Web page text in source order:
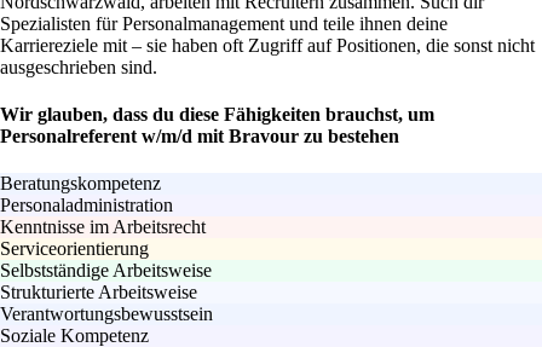
Spezialisten für Personalmanagement und teile ihnen deine
Karriereziele mit – sie haben oft Zugriff auf Positionen, die sonst nicht
ausgeschrieben sind.
Wir glauben, dass du diese Fähigkeiten brauchst, um
Personalreferent w/m/d mit Bravour zu bestehen
Beratungskompetenz
Personaladministration
Kenntnisse im Arbeitsrecht
Serviceorientierung
Selbstständige Arbeitsweise
Strukturierte Arbeitsweise
Verantwortungsbewusstsein
Soziale Kompetenz